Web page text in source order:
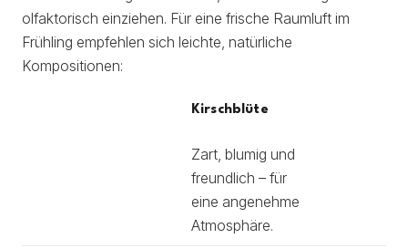
olfaktorisch einziehen. Für eine frische Raumluft im
Frühling empfehlen sich leichte, natürliche
Kompositionen:
Kirschblüte
Zart, blumig und
freundlich – für
eine angenehme
Atmosphäre.